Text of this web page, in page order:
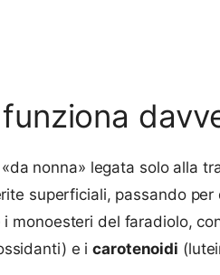
nonna» legata solo alla
superficiali, passando
i monoesteri del faradiolo,
e icarotenoidi